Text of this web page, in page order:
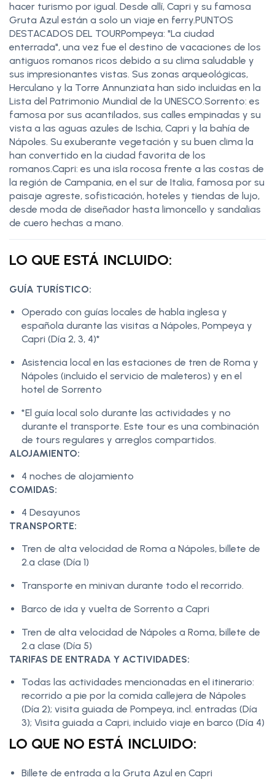
hacer turismo por igual. Desde allí, Capri y su famosa
Gruta Azul están a solo un viaje en ferry.PUNTOS
DESTACADOS DEL TOURPompeya: "La ciudad
enterrada", una vez fue el destino de vacaciones de los
antiguos romanos ricos debido a su clima saludable y
sus impresionantes vistas. Sus zonas arqueológicas,
Herculano y la Torre Annunziata han sido incluidas en la
Lista del Patrimonio Mundial de la UNESCO.Sorrento: es
famosa por sus acantilados, sus calles empinadas y su
vista a las aguas azules de Ischia, Capri y la bahía de
Nápoles. Su exuberante vegetación y su buen clima la
han convertido en la ciudad favorita de los
romanos.Capri: es una isla rocosa frente a las costas de
la región de Campania, en el sur de Italia, famosa por su
paisaje agreste, sofisticación, hoteles y tiendas de lujo,
desde moda de diseñador hasta limoncello y sandalias
de cuero hechas a mano.
LO QUE ESTÁ INCLUIDO:
GUÍA TURÍSTICO:
Operado con guías locales de habla inglesa y
española durante las visitas a Nápoles, Pompeya y
Capri (Día 2, 3, 4)*
Asistencia local en las estaciones de tren de Roma y
Nápoles (incluido el servicio de maleteros) y en el
hotel de Sorrento
*El guía local solo durante las actividades y no
durante el transporte. Este tour es una combinación
de tours regulares y arreglos compartidos.
ALOJAMIENTO:
4 noches de alojamiento
COMIDAS:
4 Desayunos
TRANSPORTE:
Tren de alta velocidad de Roma a Nápoles, billete de
2.ª clase (Día 1)
Transporte en minivan durante todo el recorrido.
Barco de ida y vuelta de Sorrento a Capri
Tren de alta velocidad de Nápoles a Roma, billete de
2.ª clase (Día 5)
TARIFAS DE ENTRADA Y ACTIVIDADES:
Todas las actividades mencionadas en el itinerario:
recorrido a pie por la comida callejera de Nápoles
(Día 2); visita guiada de Pompeya, incl. entradas (Día
3); Visita guiada a Capri, incluido viaje en barco (Día 4)
LO QUE NO ESTÁ INCLUIDO:
Billete de entrada a la Gruta Azul en Capri